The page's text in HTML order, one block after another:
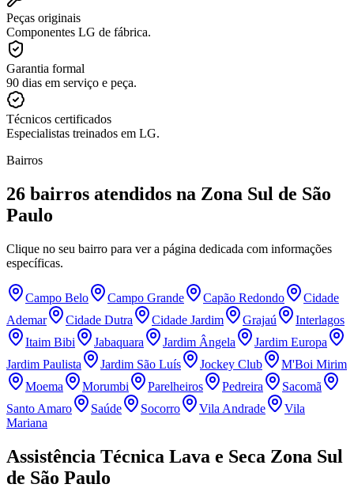
Peças originais
Componentes LG de fábrica.
Garantia formal
90 dias em serviço e peça.
Técnicos certificados
Especialistas treinados em LG.
Bairros
26 bairros atendidos na Zona Sul de São
Paulo
Clique no seu bairro para ver a página dedicada com informações
específicas.
Campo Belo Campo Grande Capão Redondo
Cidade
Ademar
Cidade Dutra Cidade Jardim Grajaú
Interlagos
Itaim Bibi
Jabaquara Jardim Ângela
Jardim Europa
Jardim Paulista
Jardim São Luís Jockey Club
M'Boi Mirim
Moema
Morumbi Parelheiros Pedreira
Sacomã
Santo Amaro
Saúde Socorro Vila Andrade
Vila
Mariana
Assistência Técnica Lava e Seca Zona Sul
de São Paulo